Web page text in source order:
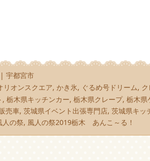
|宇都宮市
リオンスクエア,かき氷, ぐるめ号ドリーム,
, 栃木県キッチンカー, 栃木県クレープ, 栃木県
売車, 茨城県イベント出張専門店, 茨城県キッ
人の祭, 風人の祭2019栃木 あんこ～る！